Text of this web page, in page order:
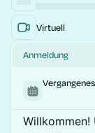
Virtuell
Anmeldung
Willkommen!